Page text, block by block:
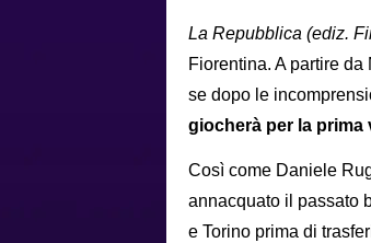
La Repubblica (ediz.
Fiorentina. A partire
se dopo le
giocherà per la prima
Così come Daniele
annacquato il passato
e Torino prima di